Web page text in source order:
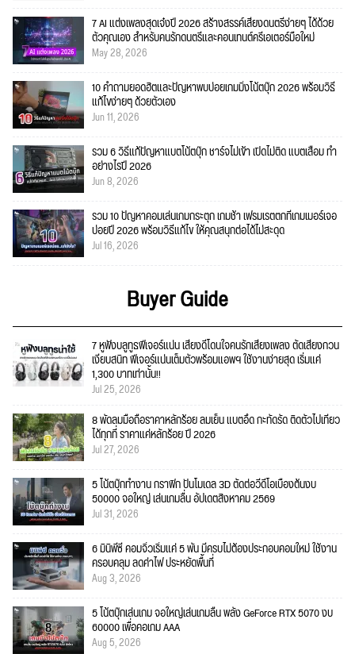
7 AI แต่งเพลงสุดเจ๋งปี 2026 สร้างสรรค์เสียงดนตรีง่ายๆ ได้ด้วย
ตัวคุณเอง สำหรับคนรักดนตรีและคอนเทนต์ครีเอเตอร์มือใหม่
May 28, 2026
10 คำถามยอดฮิตและปัญหาพบบ่อยเกมมิ่งโน้ตบุ๊ก 2026 พร้อมวิธี
แก้ไขง่ายๆ ด้วยตัวเอง
Jun 11, 2026
รวม 6 วิธีแก้ปัญหาแบตโน้ตบุ๊ก ชาร์จไม่เข้า เปิดไม่ติด แบตเสื่อม ทำ
อย่างไรปี 2026
Jun 8, 2026
รวม 10 ปัญหาคอมเล่นเกมกระตุก เกมช้า เฟรมเรตตกที่เกมเมอร์เจอ
บ่อยปี 2026 พร้อมวิธีแก้ไข ให้คุณสนุกต่อได้ไม่สะดุด
Jul 16, 2026
Buyer Guide
7 หูฟังบลูทูธฟีเจอร์แน่น เสียงดีโดนใจคนรักเสียงเพลง ตัดเสียงกวน
เงียบสนิท ฟีเจอร์แน่นเต็มตัวพร้อมแอพฯ ใช้งานง่ายสุด เริ่มแค่
1,300 บาทเท่านั้น!!
Jul 25, 2026
8 พัดลมมือถือราคาหลักร้อย ลมเย็น แบตอึด กะทัดรัด ติดตัวไปเที่ยว
ได้ทุกที่ ราคาแค่หลักร้อย ปี 2026
Jul 27, 2026
5 โน้ตบุ๊กทำงาน กราฟิก ปั้นโมเดล 3D ตัดต่อวีดีโอเบื้องต้นงบ
50000 จอใหญ่ เล่นเกมลื่น อัปเดตสิงหาคม 2569
Jul 31, 2026
6 มินิพีซี คอมจิ๋วเริ่มแค่ 5 พัน มีครบไม่ต้องประกอบคอมใหม่ ใช้งาน
ครอบคลุม ลดค่าไฟ ประหยัดพื้นที่
Aug 3, 2026
5 โน้ตบุ๊กเล่นเกม จอใหญ่เล่นเกมลื่น พลัง GeForce RTX 5070 งบ
60000 เพื่อคอเกม AAA
Aug 5, 2026